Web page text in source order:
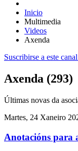
Inicio
Multimedia
Videos
Axenda
Suscribirse a este
Axenda (293)
Últimas novas da
Martes, 24 Xaneiro
Anotacións para